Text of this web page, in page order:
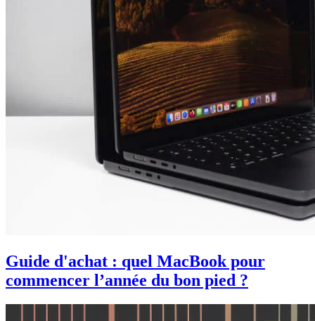
Guide d'achat : quel MacBook pour
commencer l’année du bon pied ?